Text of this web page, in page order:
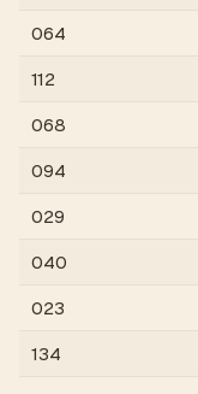
064
112
068
094
029
040
023
134